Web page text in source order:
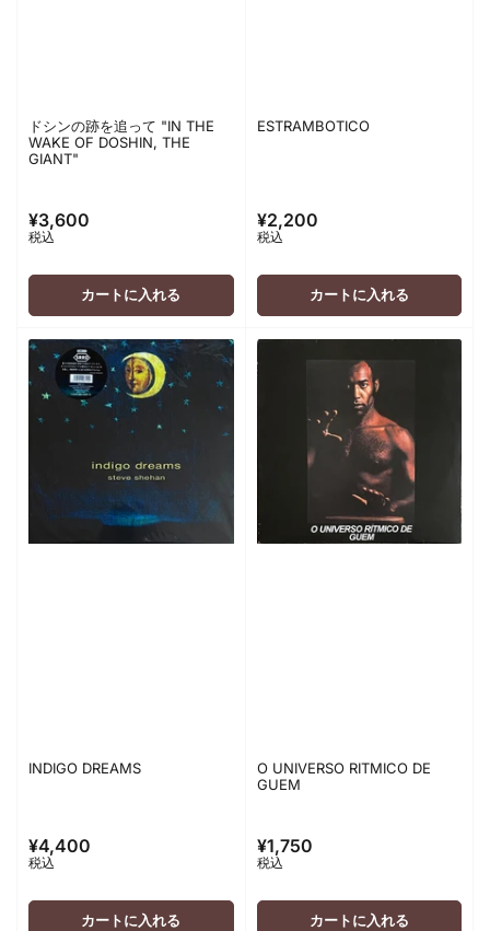
ドシンの跡を追って "IN THE
WAKE OF DOSHIN, THE
GIANT"
通
常
価
¥3,600
税込
カートに入れる
ESTRAMBOTICO
通
常
価
¥2,200
税込
カートに入れる
INDIGO DREAMS
通
常
価
¥4,400
税込
カートに入れる
O UNIVERSO RITMICO DE
GUEM
通
常
価
¥1,750
税込
カートに入れる